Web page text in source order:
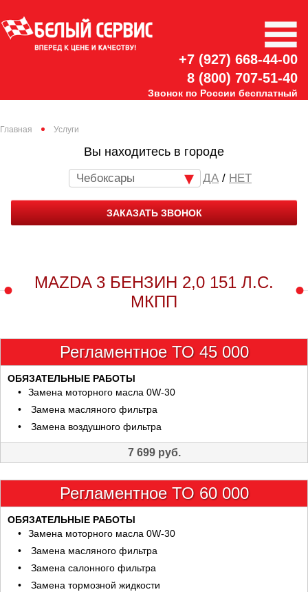
+7 (927) 668-44-00
8 (800) 707-51-40
Звонок по России бесплатный
Главная Услуги
Вы находитесь в городе
Чебоксары / НЕТ
ЗАКАЗАТЬ ЗВОНОК
MAZDA 3 БЕНЗИН 2,0 151 Л.С.
МКПП
Регламентное ТО 45 000
ОБЯЗАТЕЛЬНЫЕ РАБОТЫ
Замена моторного масла 0W-30
Замена масляного фильтра
Замена воздушного фильтра
7 699 руб.
Регламентное ТО 60 000
ОБЯЗАТЕЛЬНЫЕ РАБОТЫ
Замена моторного масла 0W-30
Замена масляного фильтра
Замена салонного фильтра
Замена тормозной жидкости